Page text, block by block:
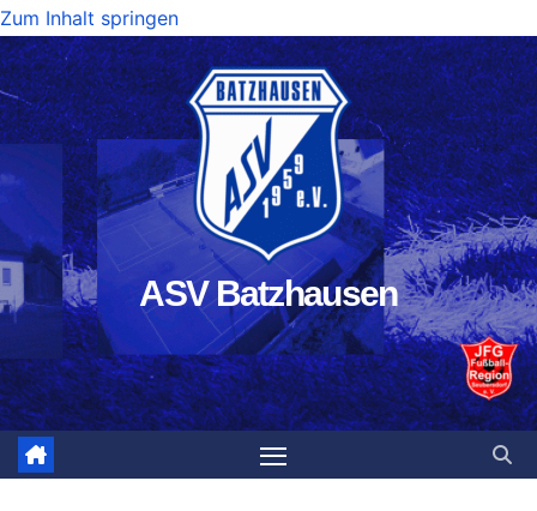
Zum Inhalt springen
ASV Batzhausen